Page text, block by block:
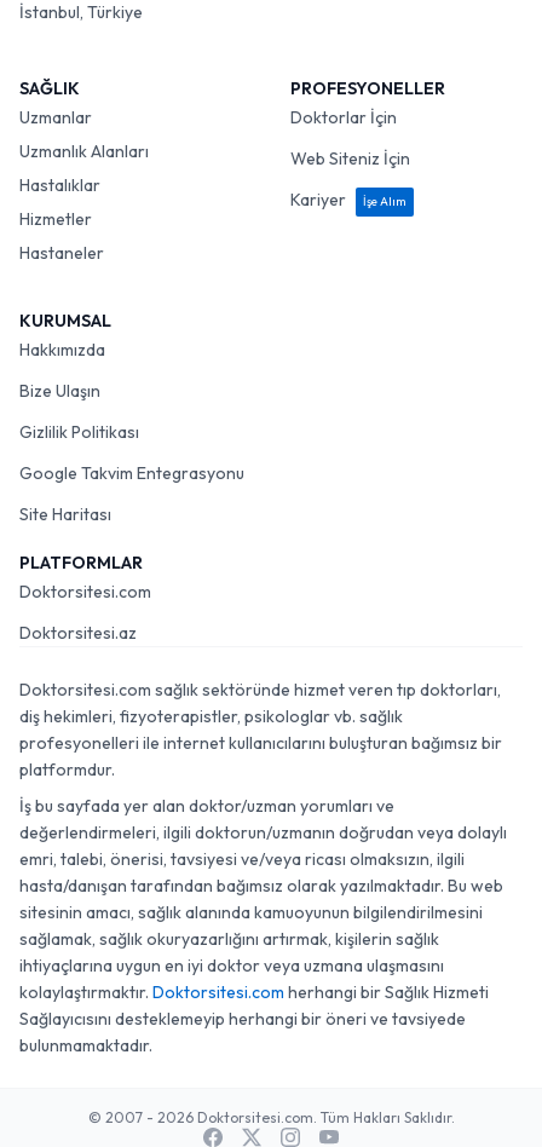
İstanbul, Türkiye
SAĞLIK
Uzmanlar
Uzmanlık Alanları
Hastalıklar
Hizmetler
Hastaneler
PROFESYONELLER
Doktorlar İçin
Web Siteniz İçin
Kariyer
İşe Alım
KURUMSAL
Hakkımızda
Bize Ulaşın
Gizlilik Politikası
Google Takvim Entegrasyonu
Site Haritası
PLATFORMLAR
Doktorsitesi.com
Doktorsitesi.az
Doktorsitesi.com sağlık sektöründe hizmet veren tıp doktorları,
diş hekimleri, fizyoterapistler, psikologlar vb. sağlık
profesyonelleri ile internet kullanıcılarını buluşturan bağımsız bir
platformdur.
İş bu sayfada yer alan doktor/uzman yorumları ve
değerlendirmeleri, ilgili doktorun/uzmanın doğrudan veya dolaylı
emri, talebi, önerisi, tavsiyesi ve/veya ricası olmaksızın, ilgili
hasta/danışan tarafından bağımsız olarak yazılmaktadır. Bu web
sitesinin amacı, sağlık alanında kamuoyunun bilgilendirilmesini
sağlamak, sağlık okuryazarlığını artırmak, kişilerin sağlık
ihtiyaçlarına uygun en iyi doktor veya uzmana ulaşmasını
kolaylaştırmaktır. Doktorsitesi.com herhangi bir Sağlık Hizmeti
Sağlayıcısını desteklemeyip herhangi bir öneri ve tavsiyede
bulunmamaktadır.
© 2007 - 2026 Doktorsitesi.com. Tüm Hakları Saklıdır.